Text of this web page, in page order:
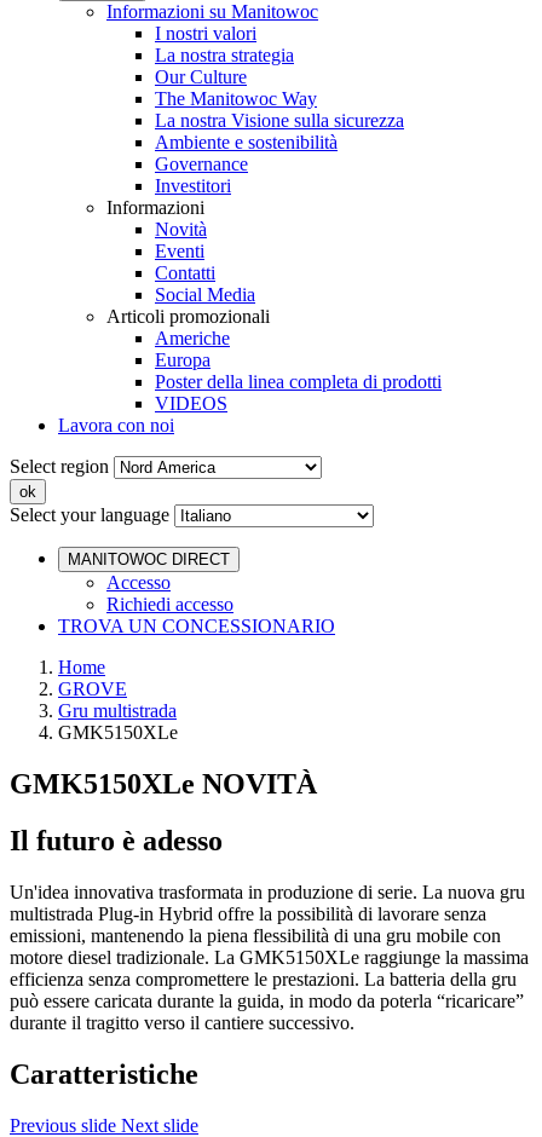
Informazioni su Manitowoc
I nostri valori
La nostra strategia
Our Culture
The Manitowoc Way
La nostra Visione sulla sicurezza
Ambiente e sostenibilità
Governance
Investitori
Informazioni
Novità
Eventi
Contatti
Social Media
Articoli promozionali
Americhe
Europa
Poster della linea completa di prodotti
VIDEOS
Lavora con noi
Select region
Select your language
MANITOWOC DIRECT
Accesso
Richiedi accesso
TROVA UN CONCESSIONARIO
Home
GROVE
Gru multistrada
GMK5150XLe
GMK5150XLe NOVITÀ
Il futuro è adesso
Un'idea innovativa trasformata in produzione di serie. La nuova gru
multistrada Plug-in Hybrid offre la possibilità di lavorare senza
emissioni, mantenendo la piena flessibilità di una gru mobile con
motore diesel tradizionale. La GMK5150XLe raggiunge la massima
efficienza senza compromettere le prestazioni. La batteria della gru
può essere caricata durante la guida, in modo da poterla “ricaricare”
durante il tragitto verso il cantiere successivo.
Caratteristiche
Previous slide Next slide